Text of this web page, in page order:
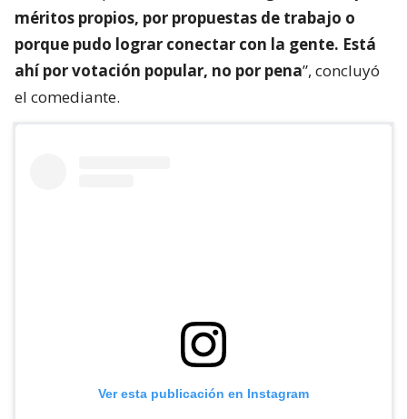
méritos propios, por propuestas de trabajo o
porque pudo lograr conectar con la gente. Está
ahí por votación popular, no por pena”, concluyó
el comediante.
Ver esta publicación en Instagram